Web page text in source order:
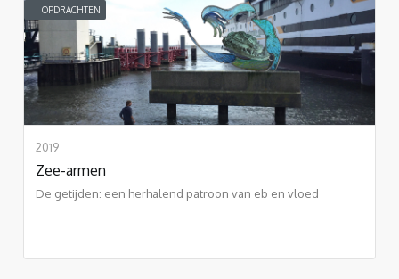
OPDRACHTEN
2019
Zee-armen
De getijden: een herhalend patroon van eb en vloed